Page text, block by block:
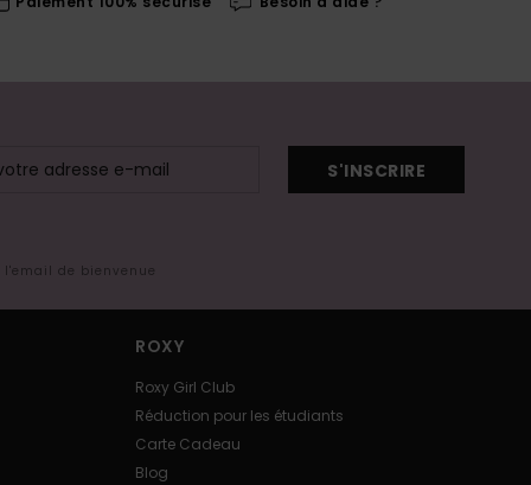
S'INSCRIRE
de bienvenue
ROXY
Roxy Girl Club
Réduction pour les étudiants
Carte Cadeau
Blog